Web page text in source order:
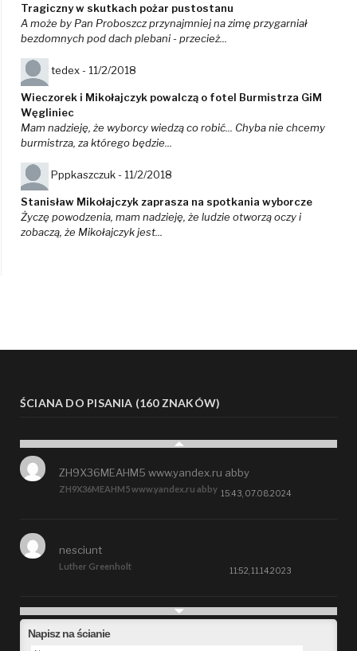
Tragiczny w skutkach pożar pustostanu
A może by Pan Proboszcz przynajmniej na zimę przygarniał
bezdomnych pod dach plebani - przecież...
tedex - 11/2/2018
Wieczorek i Mikołajczyk powalczą o fotel Burmistrza GiM
Węgliniec
Mam nadzieję, że wyborcy wiedzą co robić... Chyba nie chcemy
burmistrza, za którego będzie...
Pppkaszczuk - 11/2/2018
Stanisław Mikołajczyk zaprasza na spotkania wyborcze
Życzę powodzenia, mam nadzieję, że ludzie otworzą oczy i
zobaczą, że Mikołajczyk jest...
ŚCIANA DO PISANIA (160 ZNAKÓW)
ZH9X36MEAHM5 www.yandex.ru abby
ZH9X36MEAHM5 www.yandex.ru abby
15:43, 07.08.2024
Luther Greenholt
nesciunt
11:52, 11.14.2023
Future
Napisz na ścianie